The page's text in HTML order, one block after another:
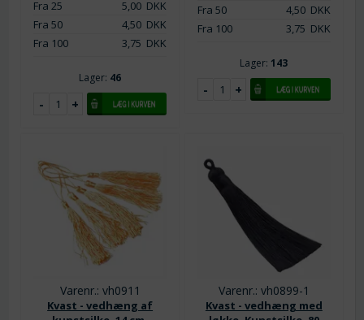
Fra 25
5,00DKK
Fra 50
4,50DKK
Fra 100
3,75 DKK
Lager: 46
Fra 50
4,50DKK
Fra 100
3,75 DKK
Lager: 143
Varenr.: vh0911
Kvast - vedhæng af
Varenr.: vh0899-1
Kvast - vedhæng med